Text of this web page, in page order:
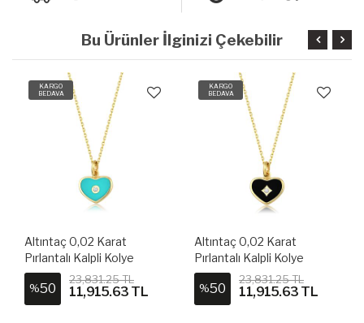
Bu Ürünler İlginizi Çekebilir
KARGO
BEDAVA
Altıntaç 0,02 Karat
Pırlantalı Kalpli Kolye
11443-PKU0025
%50
23,831.25 TL
11,915.63 TL
KARGO
BEDAVA
Altıntaç 0,02 Karat
Pırlantalı Kalpli Kolye
11442-PKU0024
%50
23,831.25 TL
11,915.63 TL